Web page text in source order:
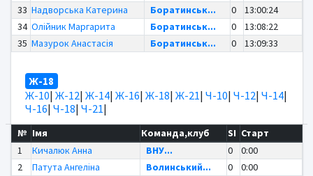
33 Надворська Катерина Боратинськ... 0
13:00:24
34 Олійник Маргарита Боратинськ... 0
13:08:22
35 Мазурок Анастасія Боратинськ... 0 13:09:33
Ж-18
Ж-10| Ж-12| Ж-14| Ж-16| Ж-18| Ж-21| Ч-10| Ч-12| Ч-14|
Ч-16| Ч-18| Ч-21|
№ Імя Команда,клуб SI Старт
1
Кичалюк Анна ВНУ... 0
0:00
2
Патута Ангеліна Волинський... 0
0:00